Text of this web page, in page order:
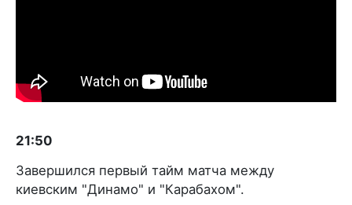
21:50
Завершился первый тайм матча между
киевским "Динамо" и "Карабахом".